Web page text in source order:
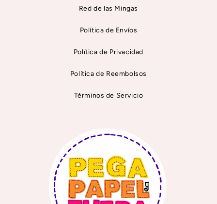
Red de las Mingas
Política de Envíos
Política de Privacidad
Política de Reembolsos
Términos de Servicio